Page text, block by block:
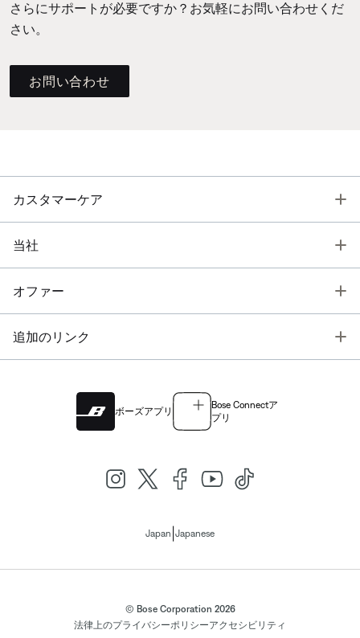
さらにサポートが必要ですか？お気軽にお問い合わせくだ
さい。
お問い合わせ
カスタマーケア
当社
オファー
追加のリンク
ボーズアプリ
Bose Connectア
プリ
Japan Japanese
© Bose Corporation 2026
法律上のプライバシーポリシーアクセシビリティ